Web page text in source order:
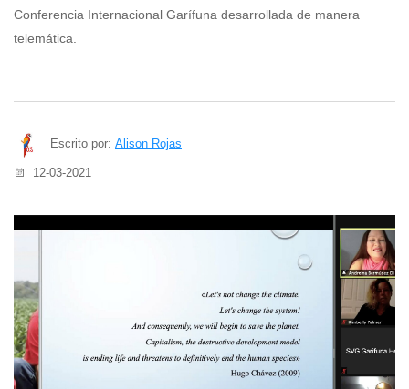
Conferencia Internacional Garífuna desarrollada de manera
telemática.
Escrito por: Alison Rojas
12-03-2021